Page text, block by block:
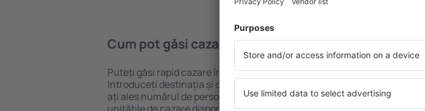
Cum pot găsi cazare în Guiglo?
Puteți găsi rapid cazare în Guiglo folosind un motor de căutare.
Introduceți destinația și datele de check-in și check-out. După ce
ați ales numărul de persoane, motorul de căutare va afișa